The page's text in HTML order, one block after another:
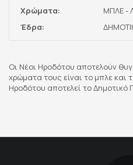
Α2 ΕΠΣΗ
Β2 ΕΠΣΗ
ΑΛΛΑ ΣΠΟΡ
Χρώματα:
ΜΠΛΕ -
Έδρα:
Οι Νέοι Ηροδότου αποτελούν
χρώματα τους είναι το μπλε και
Ηροδότου αποτελεί το Δημοτικό